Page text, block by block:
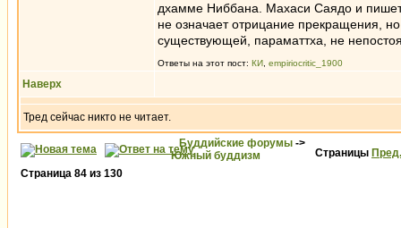
дхамме Ниббана. Махаси Саядо и
не означает отрицание прекращения,
существующей, параматтха, не
Ответы на этот пост: КИ empiriocritic_1900
Наверх
Тред сейчас никто не читает.
Буддийские форумы ->
Южный буддизм
Страницы Пред.
Страница 84 из 130